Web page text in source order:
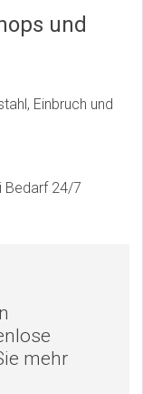
und
Einbruch und
Bedarf 24/7
mehr